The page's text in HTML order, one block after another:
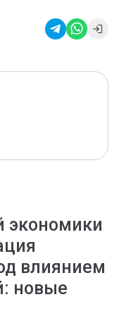
экономики
влиянием
новые